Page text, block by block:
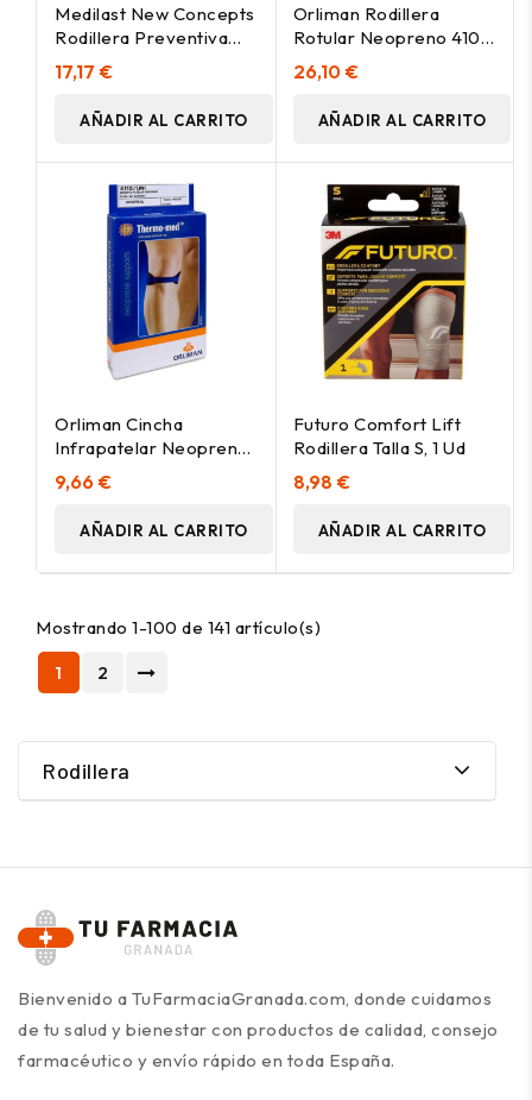
Medilast New Concepts
Rodillera Preventiva
Talla Xl, 1 Ud
17,17 €
AÑADIR AL CARRITO
Orliman Rodillera
Rotular Neopreno 4101
Talla 6 44-49, 1 Unidad
26,10 €
AÑADIR AL CARRITO
Orliman Cincha
Infrapatelar Neopreno
4110, 1 Unidad
9,66 €
AÑADIR AL CARRITO
Futuro Comfort Lift
Rodillera Talla S, 1 Ud
8,98 €
AÑADIR AL CARRITO
Mostrando 1-100 de 141 artículo(s)
1
2
Rodillera
Bienvenido a TuFarmaciaGranada.com, donde cuidamos
de tu salud y bienestar con productos de calidad, consejo
farmacéutico y envío rápido en toda España.